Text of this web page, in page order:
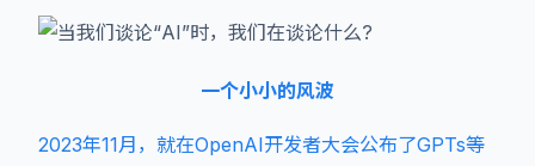
一个小小的风波
2023年11月，就在OpenAI开发者大会公布了GPTs等